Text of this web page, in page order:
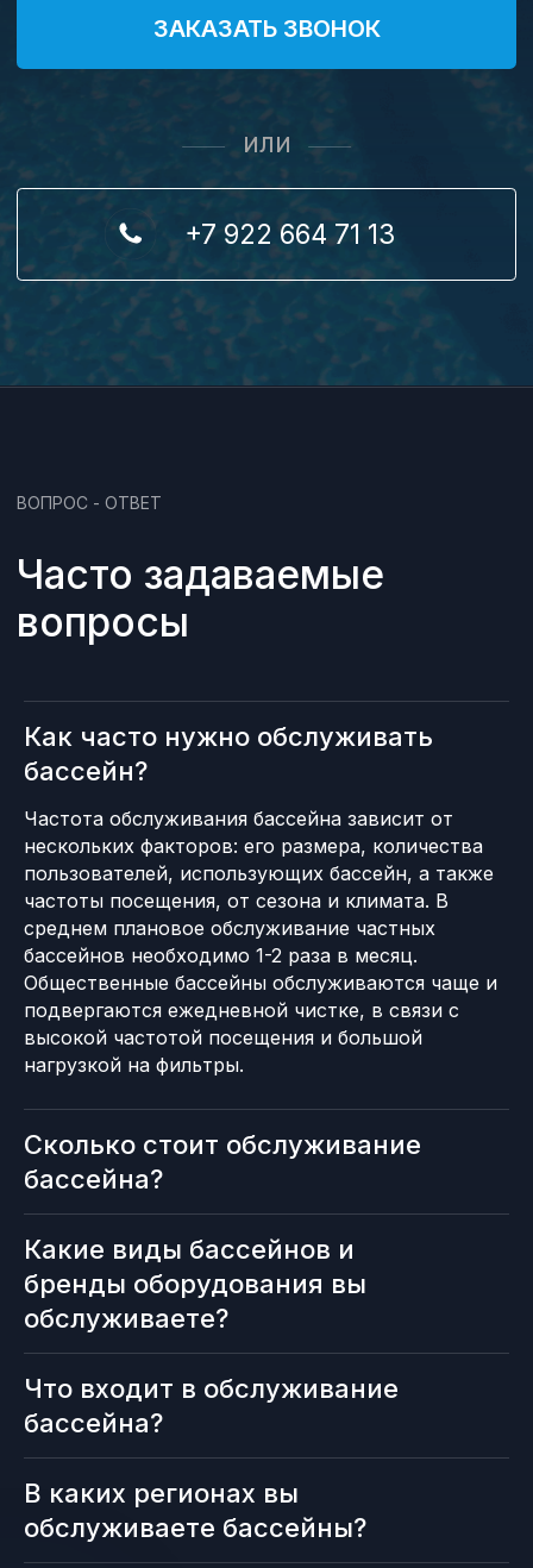
Как часто нужно обслуживать
бассейн?
Частота обслуживания бассейна зависит от
нескольких факторов: его размера, количества
пользователей, использующих бассейн, а также
частоты посещения, от сезона и климата. В
среднем плановое обслуживание частных
бассейнов необходимо 1-2 раза в месяц.
Общественные бассейны обслуживаются чаще и
подвергаются ежедневной чистке, в связи с
высокой частотой посещения и большой
нагрузкой на фильтры.
Сколько стоит обслуживание
бассейна?
Какие виды бассейнов и
бренды оборудования вы
обслуживаете?
Что входит в обслуживание
бассейна?
В каких регионах вы
обслуживаете бассейны?